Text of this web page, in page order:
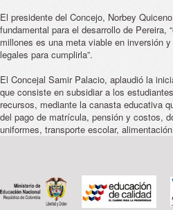
El presidente del Concejo, Norbey
fundamental para el desarrollo de Pereira,
millones es una meta viable en inversión
legales para cumplirla”.
El Concejal Samir Palacio, aplaudió la
que consiste en subsidiar a los
recursos, mediante la canasta educativa
del pago de matrícula, pensión y costos,
uniformes, transporte escolar,